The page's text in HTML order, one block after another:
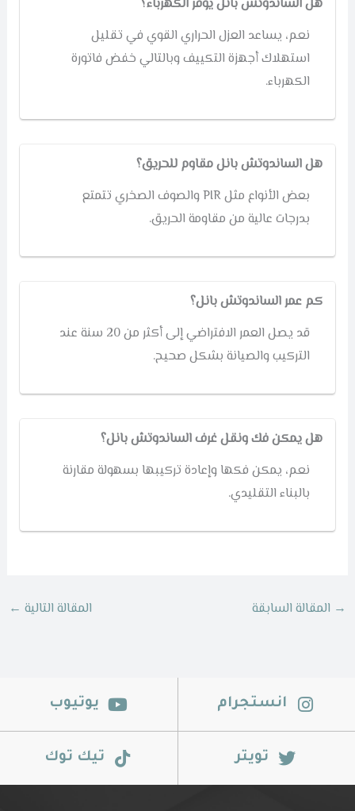
هل الساندوتش بانل يوفر الكهرباء؟
نعم، يساعد العزل الحراري القوي في تقليل
استهلاك أجهزة التكييف وبالتالي خفض فاتورة
الكهرباء.
هل الساندوتش بانل مقاوم للحريق؟
بعض الأنواع مثل PIR والصوف الصخري تتمتع
بدرجات عالية من مقاومة الحريق.
كم عمر الساندوتش بانل؟
قد يصل العمر الافتراضي إلى أكثر من 20 سنة عند
التركيب والصيانة بشكل صحيح.
هل يمكن فك ونقل غرف الساندوتش بانل؟
نعم، يمكن فكها وإعادة تركيبها بسهولة مقارنة
بالبناء التقليدي.
→ المقالة السابقة المقالة التالية ←
انستجرام يوتيوب
تويتر تيك توك